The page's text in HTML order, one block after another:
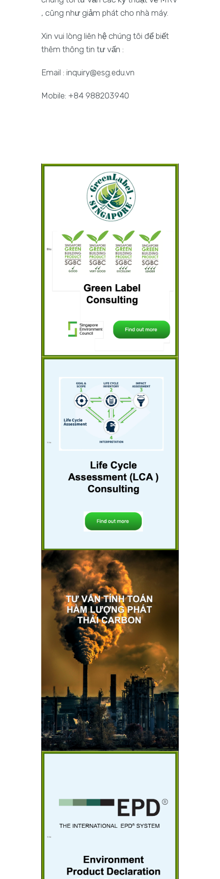
, cũng như giảm phát cho nhà máy.
Xin vui lòng liên hệ chúng tôi để biết
thêm thông tin tư vấn :
Email : inquiry@esg.edu.vn
Mobile: +84 988203940